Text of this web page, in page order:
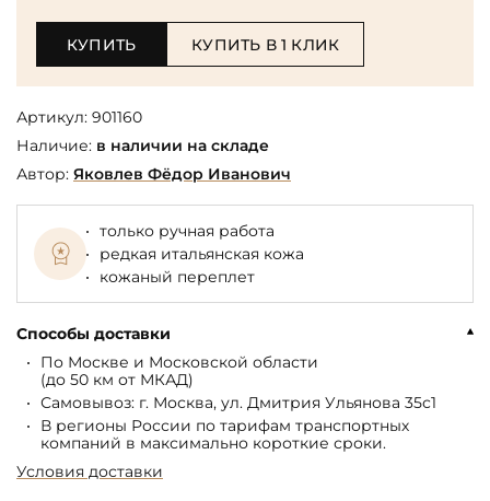
КУПИТЬ КУПИТЬ В 1 КЛИК
Артикул: 901160
Наличие: в наличии на складе
Автор: Яковлев Фёдор Иванович
только ручная работа
редкая итальянская кожа
кожаный переплет
Способы доставки
По Москве и Московской области
(до 50 км от МКАД)
Самовывоз: г. Москва, ул. Дмитрия Ульянова 35с1
В регионы России по тарифам транспортных
компаний в максимально короткие сроки.
Условия доставки